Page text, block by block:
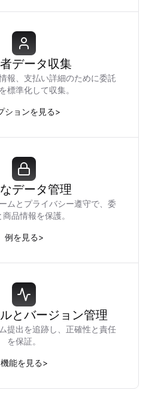
データ収集
報、支払い詳細のために委託
標準化して収集。
ションを見る>
データ管理
ムとプライバシー遵守で、委
品情報を保護。
例を見る>
とバージョン管理
提出を追跡し、正確性と責任
を保証。
機能を見る>